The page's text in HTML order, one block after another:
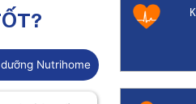
Nutrihome